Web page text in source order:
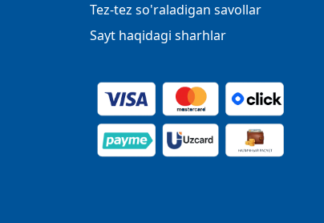
Tez-tez so'raladigan savollar
Sayt haqidagi sharhlar